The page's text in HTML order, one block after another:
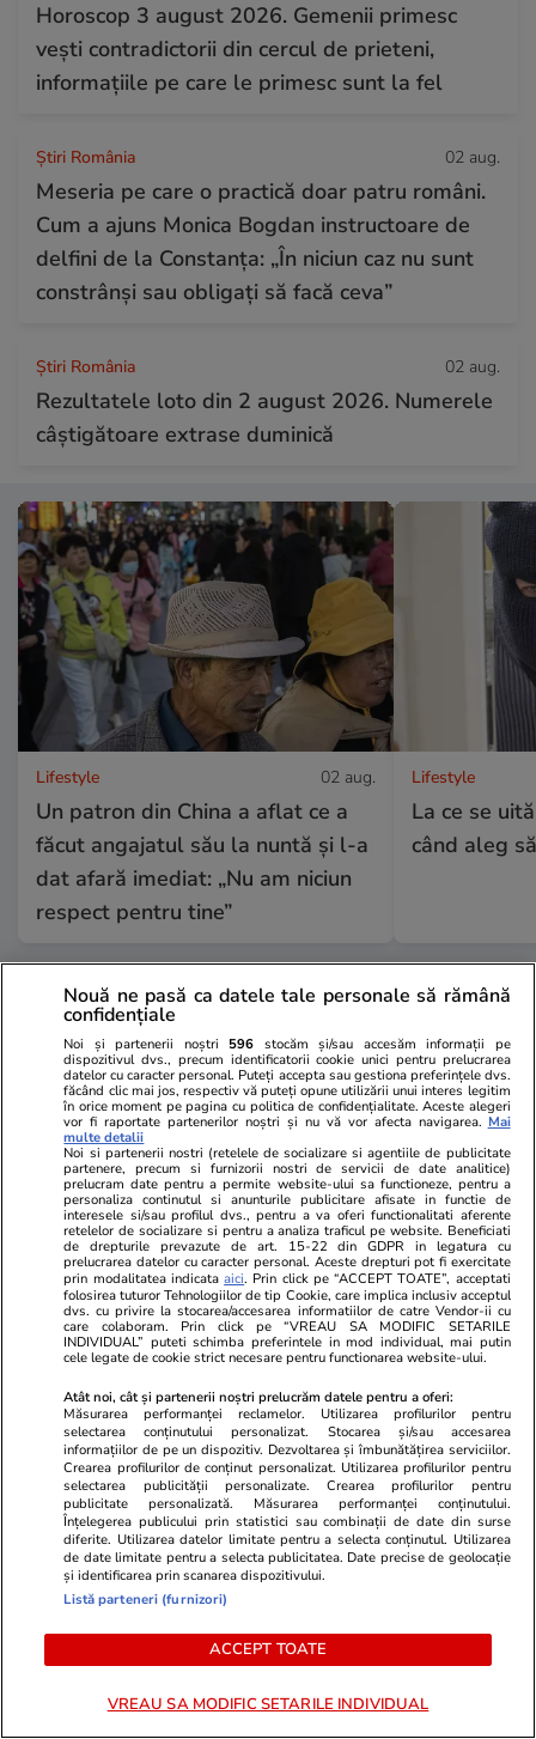
Horoscop 3 august 2026. Gemenii primesc
vești contradictorii din cercul de prieteni,
informațiile pe care le primesc sunt la fel
Știri România 02 aug.
Meseria pe care o practică doar patru români.
Cum a ajuns Monica Bogdan instructoare de
delfini de la Constanța: „În niciun caz nu sunt
constrânși sau obligați să facă ceva”
Știri România 02 aug.
Rezultatele loto din 2 august 2026. Numerele
câștigătoare extrase duminică
Lifestyle 02 aug.
Un patron din China a aflat ce a
făcut angajatul său la nuntă și l-a
dat afară imediat: „Nu am niciun
respect pentru tine”
Lifestyle
La ce se
când aleg
Lifestyle 01 aug.
Cum se face cafeaua la presa
franceză – cum funcționează și
care sunt avantajele
Lifestyle 15 iul.
Combinaţii răcoritoare de apă
cu fructe şi plante aromatice
pentru vară
Lifestyle 01 aug.
Cum coci vinetele la bloc, fără
Nouă ne pasă ca datele tale personale să rămână
confidențiale
Noi și partenerii noștri 596 stocăm și/sau accesăm informații pe
dispozitivul dvs., precum identificatorii cookie unici pentru prelucrarea
datelor cu caracter personal. Puteți accepta sau gestiona preferințele dvs.
făcând clic mai jos, respectiv vă puteți opune utilizării unui interes legitim
în orice moment pe pagina cu politica de confidențialitate. Aceste alegeri
vor fi raportate partenerilor noștri și nu vă vor afecta navigarea. Mai
multe detalii
Noi si partenerii nostri (retelele de socializare si agentiile de publicitate
partenere, precum si furnizorii nostri de servicii de date analitice)
prelucram date pentru a permite website-ului sa functioneze, pentru a
personaliza continutul si anunturile publicitare afisate in functie de
interesele si/sau profilul dvs., pentru a va oferi functionalitati aferente
retelelor de socializare si pentru a analiza traficul pe website. Beneficiati
de drepturile prevazute de art. 15-22 din GDPR in legatura cu
prelucrarea datelor cu caracter personal. Aceste drepturi pot fi exercitate
prin modalitatea indicataaici. Prin click pe “ACCEPT TOATE”, acceptati
folosirea tuturor Tehnologiilor de tip Cookie, care implica inclusiv acceptul
dvs. cu privire la stocarea/accesarea informatiilor de catre Vendor-ii cu
care colaboram. Prin click pe “VREAU SA MODIFIC SETARILE
INDIVIDUAL” puteti schimba preferintele in mod individual, mai putin
cele legate de cookie strict necesare pentru functionarea website-ului.
Atât noi, cât și partenerii noștri prelucrăm datele pentru a oferi:
Măsurarea performanței reclamelor. Utilizarea profilurilor pentru
selectarea conținutului personalizat. Stocarea și/sau accesarea
informațiilor de pe un dispozitiv. Dezvoltarea și îmbunătățirea serviciilor.
Crearea profilurilor de conținut personalizat. Utilizarea profilurilor pentru
selectarea publicității personalizate. Crearea profilurilor pentru
publicitate personalizată. Măsurarea performanței conținutului.
Înțelegerea publicului prin statistici sau combinații de date din surse
diferite. Utilizarea datelor limitate pentru a selecta conținutul. Utilizarea
de date limitate pentru a selecta publicitatea. Date precise de geolocație
și identificarea prin scanarea dispozitivului.
Listă parteneri (furnizori)
ACCEPT TOATE
VREAU SA MODIFIC SETARILE INDIVIDUAL